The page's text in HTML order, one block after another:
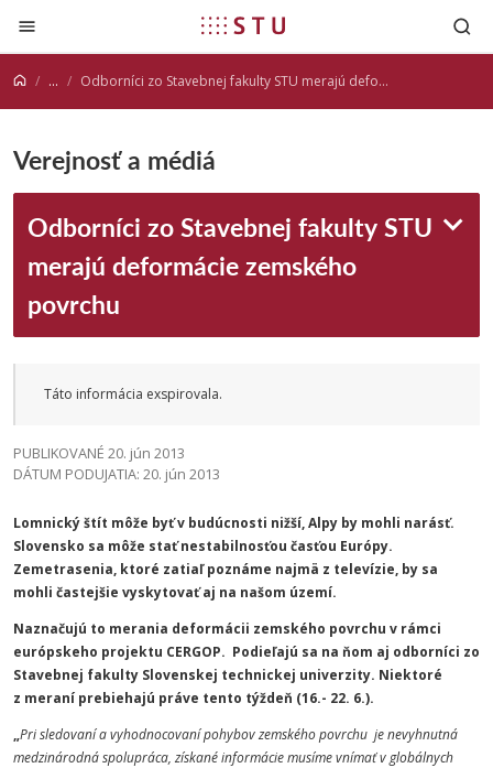
Prejsť na obsah
... Odborníci zo Stavebnej fakulty STU merajú deformácie zemského povrchu
Verejnosť a médiá
Odborníci zo Stavebnej fakulty STU
merajú deformácie zemského
povrchu
Táto informácia exspirovala.
PUBLIKOVANÉ 20. jún 2013
DÁTUM PODUJATIA: 20. jún 2013
Lomnický štít môže byť v budúcnosti nižší, Alpy by mohli narásť.
Slovensko sa môže stať nestabilnosťou časťou Európy.
Zemetrasenia, ktoré zatiaľ poznáme najmä z televízie, by sa
mohli častejšie vyskytovať aj na našom území.
Naznačujú to merania deformácii zemského povrchu v rámci
európskeho projektu CERGOP. Podieľajú sa na ňom aj odborníci zo
Stavebnej fakulty Slovenskej technickej univerzity. Niektoré
z meraní prebiehajú práve tento týždeň (16.- 22. 6.).
„Pri sledovaní a vyhodnocovaní pohybov zemského povrchu je nevyhnutná
medzinárodná spolupráca, získané informácie musíme vnímať v globálnych